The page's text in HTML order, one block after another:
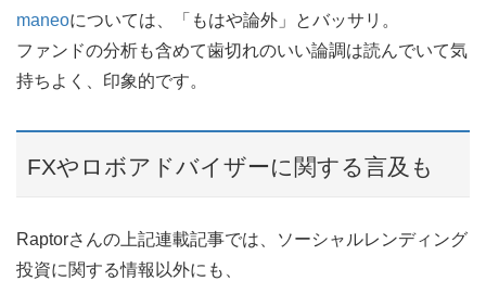
maneoについては、「もはや論外」とバッサリ。
ファンドの分析も含めて歯切れのいい論調は読んでいて気
持ちよく、印象的です。
FXやロボアドバイザーに関する言及も
Raptorさんの上記連載記事では、ソーシャルレンディング
投資に関する情報以外にも、